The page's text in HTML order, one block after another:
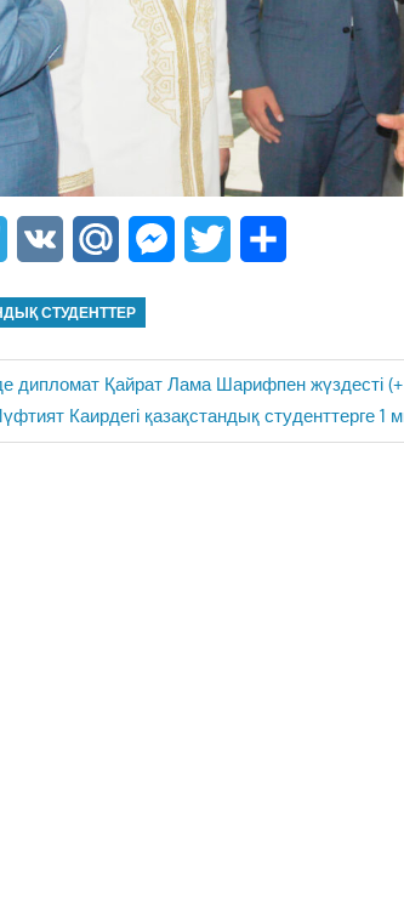
Telegram
VK Mail.Ru Messenger
Twitter
СТУДЕНТТЕР
дипломат Қайрат Лама Шарифпен жүздесті
Каирдегі қазақстандық студенттерге